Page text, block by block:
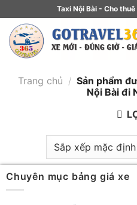
Taxi Nội Bài - Cho
Trang chủ / Sản phẩm
Nội Bài đi
Chuyên mục bảng giá xe